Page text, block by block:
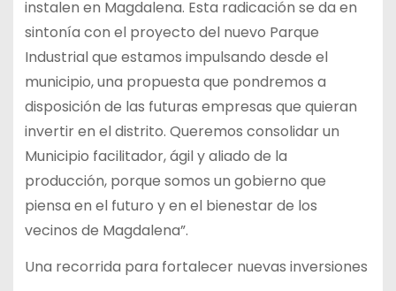
instalen en Magdalena. Esta radicación se da en
sintonía con el proyecto del nuevo Parque
Industrial que estamos impulsando desde el
municipio, una propuesta que pondremos a
disposición de las futuras empresas que quieran
invertir en el distrito. Queremos consolidar un
Municipio facilitador, ágil y aliado de la
producción, porque somos un gobierno que
piensa en el futuro y en el bienestar de los
vecinos de Magdalena”.
Una recorrida para fortalecer nuevas inversiones